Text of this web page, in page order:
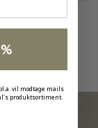
kollektion,
vil modtage mails
produktsortiment.